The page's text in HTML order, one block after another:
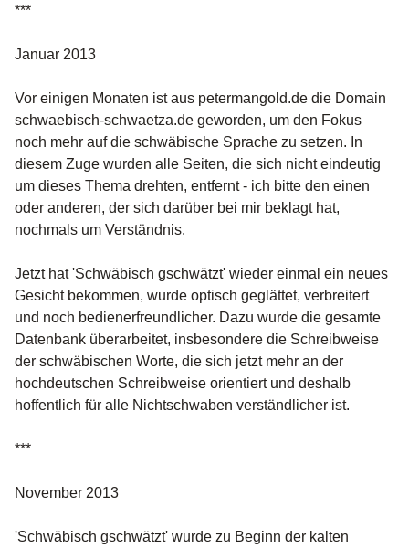
***
Januar 2013
Vor einigen Monaten ist aus petermangold.de die Domain
schwaebisch-schwaetza.de geworden, um den Fokus
noch mehr auf die schwäbische Sprache zu setzen. In
diesem Zuge wurden alle Seiten, die sich nicht eindeutig
um dieses Thema drehten, entfernt - ich bitte den einen
oder anderen, der sich darüber bei mir beklagt hat,
nochmals um Verständnis.
Jetzt hat 'Schwäbisch gschwätzt' wieder einmal ein neues
Gesicht bekommen, wurde optisch geglättet, verbreitert
und noch bedienerfreundlicher. Dazu wurde die gesamte
Datenbank überarbeitet, insbesondere die Schreibweise
der schwäbischen Worte, die sich jetzt mehr an der
hochdeutschen Schreibweise orientiert und deshalb
hoffentlich für alle Nichtschwaben verständlicher ist.
***
November 2013
'Schwäbisch gschwätzt' wurde zu Beginn der kalten